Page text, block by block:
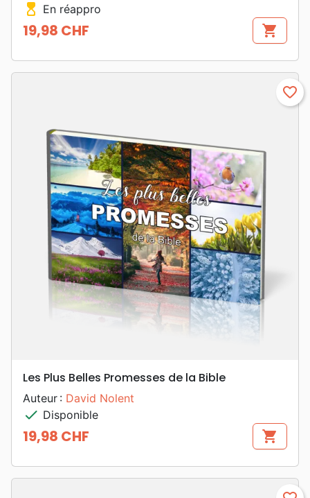
hourglass_top En réappro
Prix
19,98 CHF shopping_cart
favorite_border
Les Plus Belles Promesses de la Bible
Auteur : David Nolent
check Disponible
Prix
19,98 CHF shopping_cart